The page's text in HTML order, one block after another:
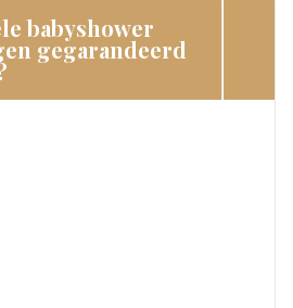
babyshower
gegarandeerd